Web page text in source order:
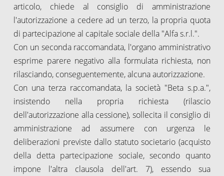
articolo, chiede al consiglio di amministrazione
l'autorizzazione a cedere ad un terzo, la propria quota
di partecipazione al capitale sociale della "Alfa s.r.l.".
Con un seconda raccomandata, l'organo amministrativo
esprime parere negativo alla formulata richiesta, non
rilasciando, conseguentemente, alcuna autorizzazione.
Con una terza raccomandata, la società "Beta s.p.a.",
insistendo nella propria richiesta (rilascio
dell'autorizzazione alla cessione), sollecita il consiglio di
amministrazione ad assumere con urgenza le
deliberazioni previste dallo statuto societario (acquisto
della detta partecipazione sociale, secondo quanto
impone l'altra clausola dell'art. 7), essendo sua